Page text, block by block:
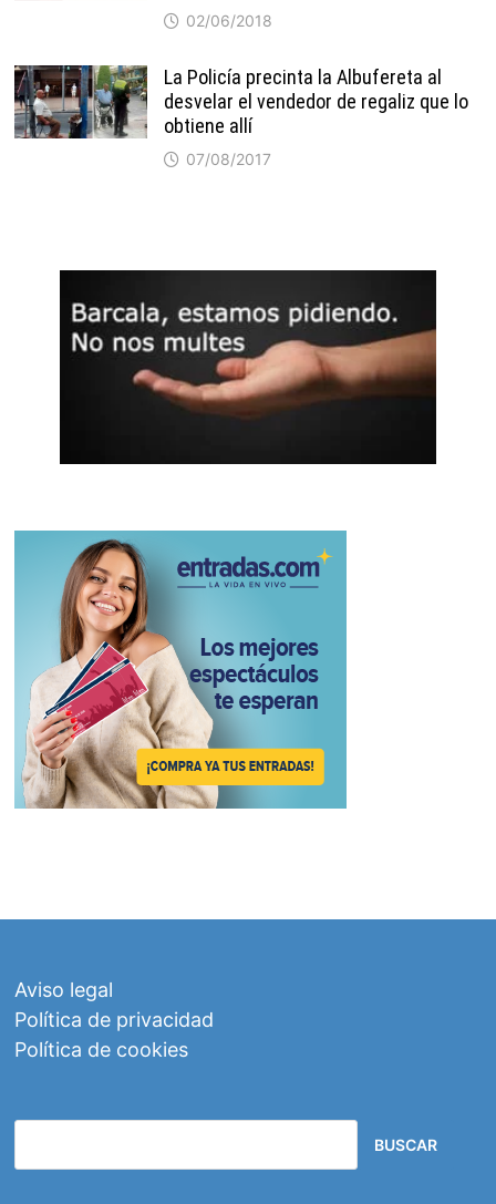
02/06/2018
La Policía precinta la Albufereta al
desvelar el vendedor de regaliz que lo
obtiene allí
07/08/2017
Aviso legal
Política de privacidad
Política de cookies
BUSCAR